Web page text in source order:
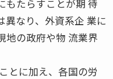
もたらすことが期 待
異なり、外資系企 業に
地の政府や物 流業界
とに加え、各国の労